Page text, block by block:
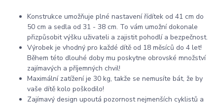
Konstrukce umožňuje plné nastavení řídítek od 41 cm do
50 cm a sedla od 31 - 38 cm. To vám umožní dokonale
přizpůsobit výšku uživateli a zajistit pohodlí a bezpečnost.
Výrobek je vhodný pro každé dítě od 18 měsíců do 4 let!
Během této dlouhé doby mu poskytne obrovské množství
zajímavých a příjemných chvil!
Maximální zatížení je 30 kg, takže se nemusíte bát, že by
vaše dítě kolo poškodilo!
Zajímavý design upoutá pozornost nejmenších cyklistů a